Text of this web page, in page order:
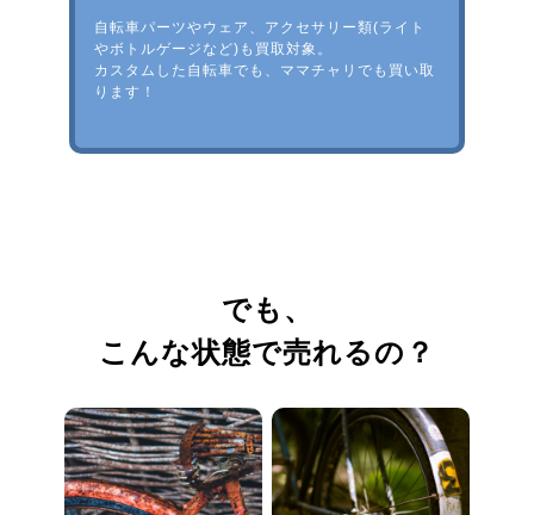
自転車パーツやウェア、アクセサリー類(ライト
やボトルゲージなど)も買取対象。
カスタムした自転車でも、ママチャリでも買い取
ります！
でも、
こんな状態で売れるの？